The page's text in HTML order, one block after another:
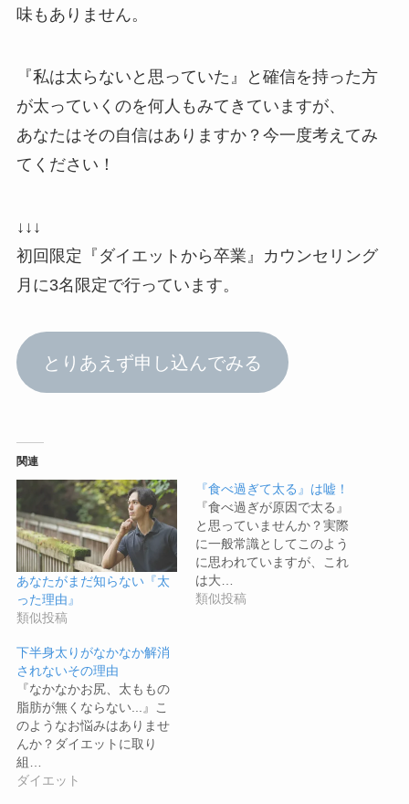
味もありません。
『私は太らないと思っていた』と確信を持った方
が太っていくのを何人もみてきていますが、
あなたはその自信はありますか？今一度考えてみ
てください！
↓↓↓
初回限定『ダイエットから卒業』カウンセリング
月に3名限定で行っています。
とりあえず申し込んでみる
関連
あなたがまだ知らない『太
った理由』
類似投稿
『食べ過ぎて太る』は嘘！
『食べ過ぎが原因で太る』
と思っていませんか？実際
に一般常識としてこのよう
に思われていますが、これ
は大…
類似投稿
下半身太りがなかなか解消
されないその理由
『なかなかお尻、太ももの
脂肪が無くならない...』こ
のようなお悩みはありませ
んか？ダイエットに取り
組…
ダイエット